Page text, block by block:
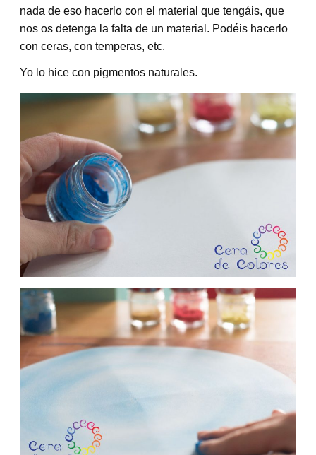
nada de eso hacerlo con el material que tengáis, que
nos os detenga la falta de un material. Podéis hacerlo
con ceras, con temperas, etc.
Yo lo hice con pigmentos naturales.